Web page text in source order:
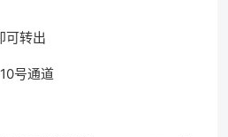
可转出
号通道